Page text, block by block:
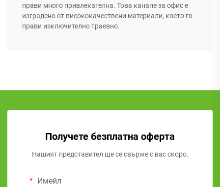
прави много привлекателна. Това канапе за офис е
изградено от висококачествени материали, което го
прави изключително траевно.
Получете безплатна оферта
Нашият представител ще се свърже с вас скоро.
Имейл